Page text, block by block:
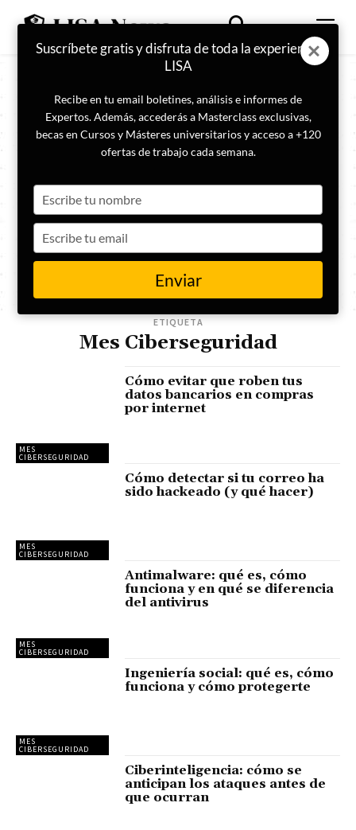
ETIQUETA
Mes Ciberseguridad
MES
CIBERSEGURIDAD
Cómo evitar que roben tus
datos bancarios en compras
por internet
MES
CIBERSEGURIDAD
Cómo detectar si tu correo ha
sido hackeado (y qué hacer)
MES
CIBERSEGURIDAD
Antimalware: qué es, cómo
funciona y en qué se diferencia
del antivirus
MES
CIBERSEGURIDAD
Ingeniería social: qué es, cómo
funciona y cómo protegerte
Ciberinteligencia: cómo se
anticipan los ataques antes de
que ocurran
Suscríbete gratis y disfruta de toda la experiencia
LISA
Recibe en tu email boletines, análisis e informes de
Expertos. Además, accederás a Masterclass exclusivas,
becas en Cursos y Másteres universitarios y acceso a +120
ofertas de trabajo cada semana.
your
name
your
email
Enviar